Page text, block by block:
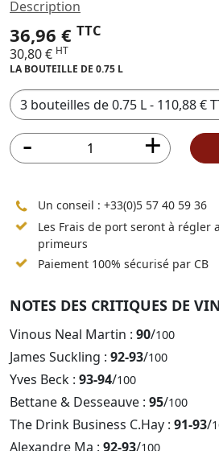
Description
36,96 € TTC
30,80 € HT
LA BOUTEILLE DE 0.75 L
Un conseil : +33(0)5 57 40 59 36
Les Frais de port seront à régler
primeurs
Paiement 100% sécurisé par CB
NOTES DES CRITIQUES DE VIN
Vinous Neal Martin : 90/100
James Suckling : 92-93/100
Yves Beck : 93-94/100
Bettane & Desseauve : 95/100
The Drink Business C.Hay : 91-93/
Alexandre Ma : 92-93/100